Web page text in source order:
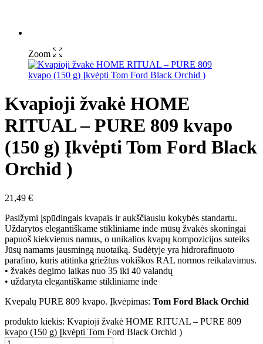
Zoom
Kvapioji žvakė HOME
RITUAL – PURE 809 kvapo
(150 g) Įkvėpti Tom Ford Black
Orchid )
21,49 €
Pasižymi įspūdingais kvapais ir aukščiausiu kokybės standartu.
Uždarytos elegantiškame stikliniame inde mūsų žvakės skoningai
papuoš kiekvienus namus, o unikalios kvapų kompozicijos suteiks
Jūsų namams jausmingą nuotaiką. Sudėtyje yra hidrorafinuoto
parafino, kuris atitinka griežtus vokiškos RAL normos reikalavimus.
• žvakės degimo laikas nuo 35 iki 40 valandų
• uždaryta elegantiškame stikliniame inde
Kvepalų PURE 809 kvapo. Įkvėpimas: Tom Ford Black Orchid
produkto kiekis: Kvapioji žvakė HOME RITUAL – PURE 809
kvapo (150 g) Įkvėpti Tom Ford Black Orchid )